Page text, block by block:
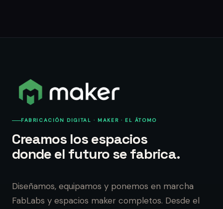
FABRICACIÓN DIGITAL · MAKER · EL ÁTOMO
Creamos los espacios
donde el futuro se fabrica.
Diseñamos, equipamos y ponemos en marcha
FabLabs y espacios maker completos. Desde el